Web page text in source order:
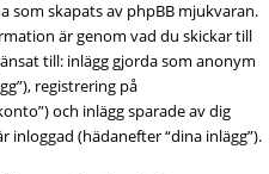
som skapats av phpBB mjukvaran.
är genom vad du skickar till
till: inlägg gjorda som anonym
registrering på
och inlägg sparade av dig
(hädanefter “dina inlägg”).